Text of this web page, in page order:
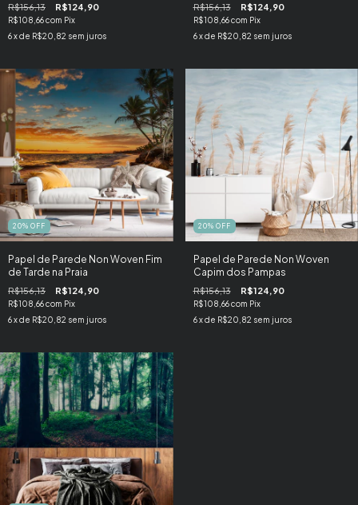
R$156,13 R$124,90
R$108,66com Pix
6x de R$20,82 sem juros
R$156,13 R$124,90
R$108,66com Pix
6 x de R$20,82 sem juros
20% OFF
Papel de Parede Non Woven Fim
de Tarde na Praia
R$156,13 R$124,90
R$108,66com Pix
6x de R$20,82 sem juros
20% OFF
Papel de Parede Non Woven
Capim dos Pampas
R$156,13 R$124,90
R$108,66com Pix
6 x de R$20,82 sem juros